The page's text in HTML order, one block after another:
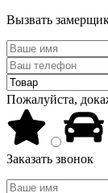
Вызвать
Пожалуйста,
Заказать звонок